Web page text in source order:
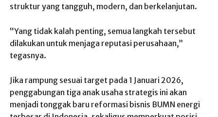
struktur yang tangguh, modern, dan berkelanjutan.
“Yang tidak kalah penting, semua langkah tersebut
dilakukan untuk menjaga reputasi perusahaan,”
tegasnya.
Jika rampung sesuai target pada 1 Januari 2026,
penggabungan tiga anak usaha strategis ini akan
menjadi tonggak baru reformasi bisnis BUMN energi